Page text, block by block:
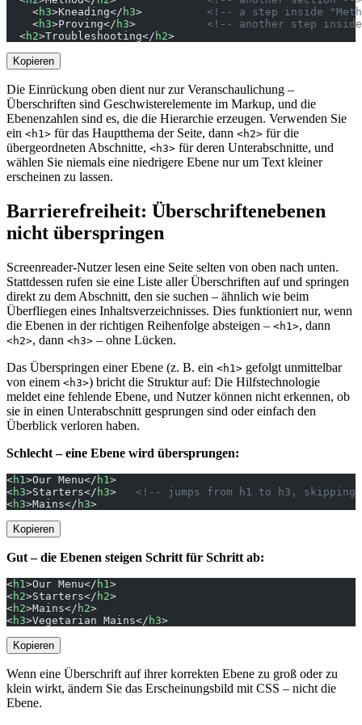
    <
h3>Kneading</ h3> <!-- a step inside
    <
h3>Proving</ h3> <!-- another step
  <
h2>Troubleshooting</ h2>
Kopieren
Die Einrückung oben dient nur zur Veranschaulichung –
Überschriften sind Geschwisterelemente im Markup, und die
Ebenenzahlen sind es, die die Hierarchie erzeugen. Verwenden Sie
ein <h1> für das Hauptthema der Seite, dann <h2> für die
übergeordneten Abschnitte, <h3> für deren Unterabschnitte, und
wählen Sie niemals eine niedrigere Ebene nur um Text kleiner
erscheinen zu lassen.
Barrierefreiheit: Überschriftenebenen
nicht überspringen
Screenreader-Nutzer lesen eine Seite selten von oben nach unten.
Stattdessen rufen sie eine Liste aller Überschriften auf und springen
direkt zu dem Abschnitt, den sie suchen – ähnlich wie beim
Überfliegen eines Inhaltsverzeichnisses. Dies funktioniert nur, wenn
die Ebenen in der richtigen Reihenfolge absteigen – <h1>, dann
<h2>, dann <h3> – ohne Lücken.
Das Überspringen einer Ebene (z. B. ein <h1> gefolgt unmittelbar
von einem <h3>) bricht die Struktur auf: Die Hilfstechnologie
meldet eine fehlende Ebene, und Nutzer können nicht erkennen, ob
sie in einen Unterabschnitt gesprungen sind oder einfach den
Überblick verloren haben.
Schlecht – eine Ebene wird übersprungen:
<h1 >Our Menu</ h1 >
<h3>Starters</ h3> <!-- jumps from h1 to h3, skipping
<h3>Mains</ h3>
Kopieren
Gut – die Ebenen steigen Schritt für Schritt ab:
<h1 >Our Menu</ h1 >
<h2>Starters</ h2>
<h2>Mains</ h2>
<h3>Vegetarian Mains</ h3>
Kopieren
Wenn eine Überschrift auf ihrer korrekten Ebene zu groß oder zu
klein wirkt, ändern Sie das Erscheinungsbild mit CSS – nicht die
Ebene.